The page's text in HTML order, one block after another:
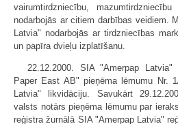
vairumtirdzniecību,
nodarbojās ar citiem darbības veidiem.
Latvia" nodarbojās ar tirdzniecības
un papīra dvieļu izplatīšanu.
22.12.2000. SIA "Amerpap
Paper East AB" pieņēma lēmumu Nr.
Latvia" likvidāciju. Savukārt
valsts notārs pieņēma lēmumu par
reģistra žurnālā SIA "Amerpap Latvia"